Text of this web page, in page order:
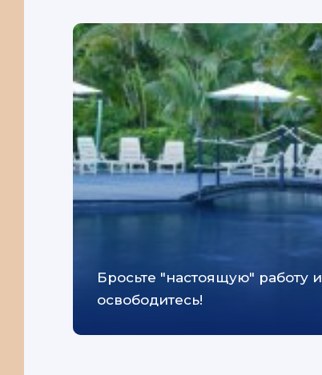
Бросьте "настоящую" работу и
освободитесь!